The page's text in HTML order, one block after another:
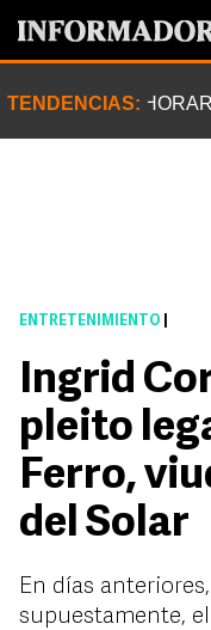
TENDENCIAS:
ENTRETENIMIENTO
Ingrid
pleito
Ferro,
del Solar
En días
supuestamente,